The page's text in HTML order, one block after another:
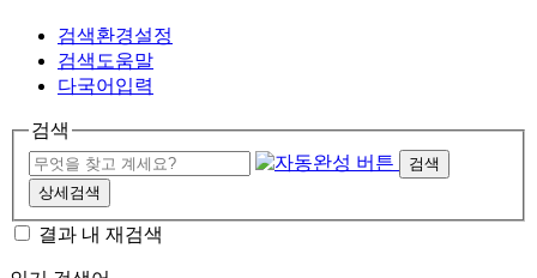
검색환경설정
검색도움말
다국어입력
검색
검색
상세검색
결과 내 재검색